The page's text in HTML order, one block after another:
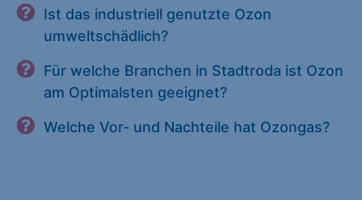
Ist das industriell genutzte Ozon
umweltschädlich?
Für welche Branchen in Stadtroda ist Ozon
am Optimalsten geeignet?
Welche Vor- und Nachteile hat Ozongas?